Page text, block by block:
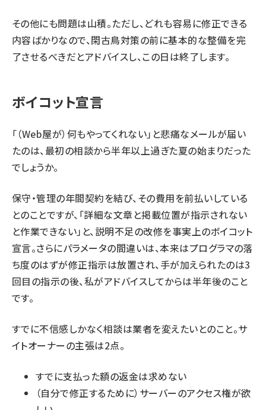
その他にも問題は山積。ただし、どれも容易に修正できる
内容ばかりなので、閑古鳥対策の前に基本的な整備を完
了させるべきだとアドバイスし、この日は終了します。
ボイコット宣言
「（Web屋が）何もやってくれない」と悲痛なメールが届い
たのは、最初の相談から半年以上過ぎた夏の始まりだった
でしょうか。
保守・管理の年間契約を結び、その費用を前払いしている
とのことですが、「詳細な文章と掲載位置が指示されない
と作業できない」と、説明不足の改修を事実上のボイコット
宣言。さらにパラメータの間違いは、本来はプログラマの落
ち度のはずが修正指示は放置され、手が加えられたのは3
回目の指示の後、私がアドバイスしてからは半年後のこと
です。
すでに不信感しかなく相談は業者を変えたいとのこと。サ
イトオーナーの主張は2点。
すでに支払った額の返金は求めない
（自分で修正するために）サーバーのアクセス権が欲